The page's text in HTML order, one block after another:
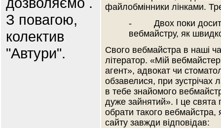
З повагою,
колектив
"Автури".
файлобмінники лінками.
- Двох поки
вебмайстру, як
Свого вебмайстра в наші
літератор. «Мій
агент», адвокат чи
обзавелися, при зустрічах
в тебе знайомого
дуже зайнятий». І це свята
обрати такого вебмайстра,
сайту завжди відповідав: